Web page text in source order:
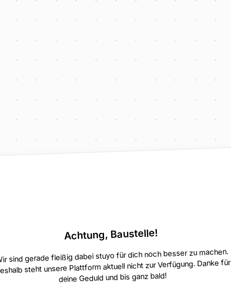
Achtung, Baustelle!
sind gerade fleißig dabei stuyo für dich noch besser zu machen.
steht unsere Plattform aktuell nicht zur Verfügung. Danke für
deine Geduld und bis ganz bald!